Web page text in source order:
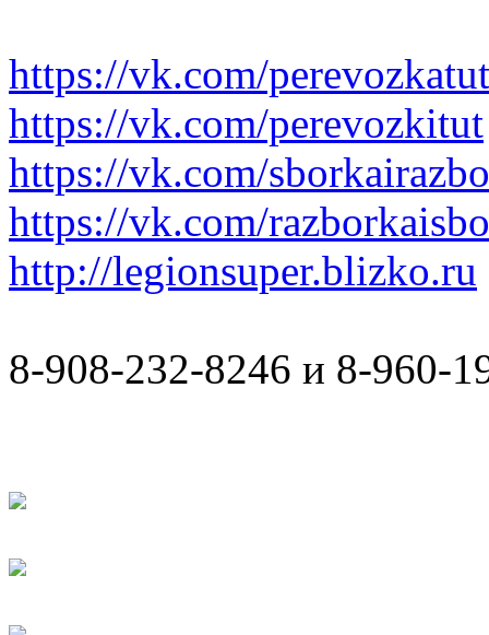
https://vk.com/perevozkatut
https://vk.com/perevozkitut
https://vk.com/
https://vk.com/
http://legionsuper.blizko.ru
8-908-232-8246 и 8-960-